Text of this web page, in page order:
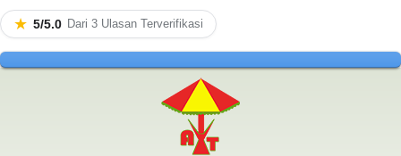
★ 5/5.0 Dari 3 Ulasan Terverifikasi